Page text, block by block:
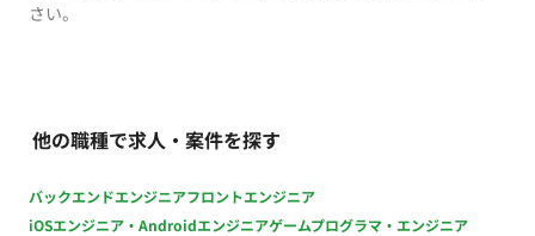
さい。
他の職種で求人・案件を探す
バックエンドエンジニアフロントエンジニア
iOSエンジニア・Androidエンジニアゲームプログラマ・エンジニア